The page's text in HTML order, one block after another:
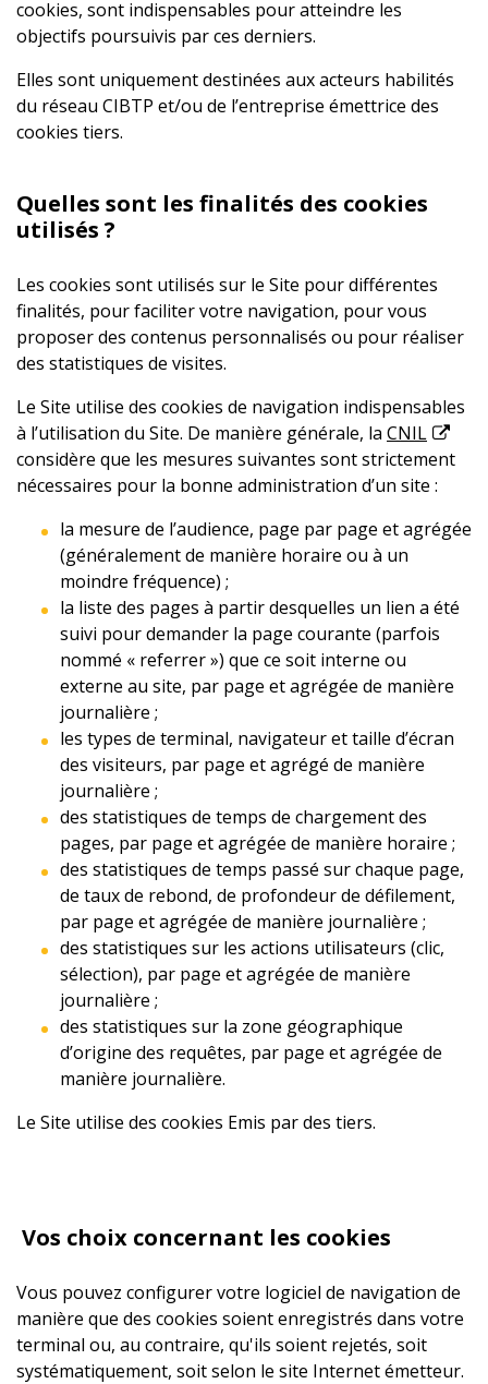
cookies, sont indispensables pour atteindre les
objectifs poursuivis par ces derniers.
Elles sont uniquement destinées aux acteurs habilités
du réseau CIBTP et/ou de l’entreprise émettrice des
cookies tiers.
Quelles sont les finalités des cookies
utilisés ?
Les cookies sont utilisés sur le Site pour différentes
finalités, pour faciliter votre navigation, pour vous
proposer des contenus personnalisés ou pour réaliser
des statistiques de visites.
Le Site utilise des cookies de navigation indispensables
à l’utilisation du Site. De manière générale, la CNIL
considère que les mesures suivantes sont strictement
nécessaires pour la bonne administration d’un site :
la mesure de l’audience, page par page et agrégée
(généralement de manière horaire ou à un
moindre fréquence) ;
la liste des pages à partir desquelles un lien a été
suivi pour demander la page courante (parfois
nommé « referrer ») que ce soit interne ou
externe au site, par page et agrégée de manière
journalière ;
les types de terminal, navigateur et taille d’écran
des visiteurs, par page et agrégé de manière
journalière ;
des statistiques de temps de chargement des
pages, par page et agrégée de manière horaire ;
des statistiques de temps passé sur chaque page,
de taux de rebond, de profondeur de défilement,
par page et agrégée de manière journalière ;
des statistiques sur les actions utilisateurs (clic,
sélection), par page et agrégée de manière
journalière ;
des statistiques sur la zone géographique
d’origine des requêtes, par page et agrégée de
manière journalière.
Le Site utilise des cookies Emis par des tiers.
Vos choix concernant les cookies
Vous pouvez configurer votre logiciel de navigation de
manière que des cookies soient enregistrés dans votre
terminal ou, au contraire, qu'ils soient rejetés, soit
systématiquement, soit selon le site Internet émetteur.